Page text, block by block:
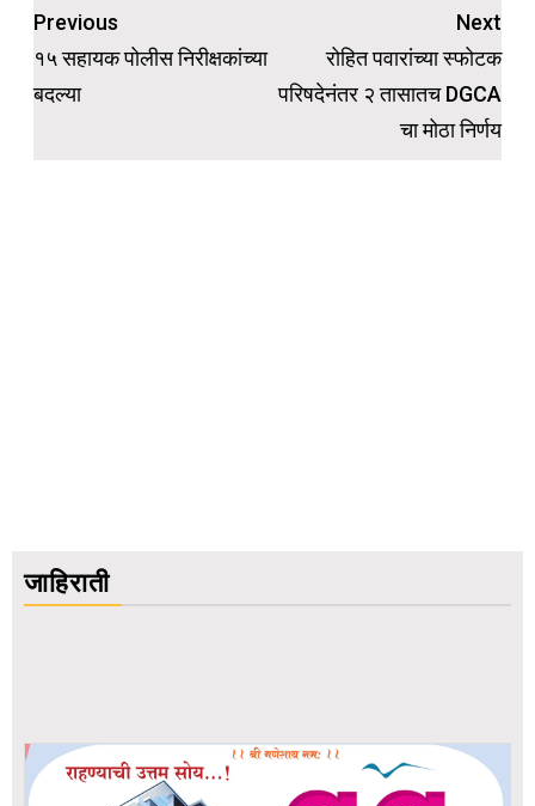
Post
navigation
Previous
१५ सहायक पोलीस निरीक्षकांच्या
बदल्या
Next
रोहित पवारांच्या स्फोटक
परिषदेनंतर २ तासातच DGCA
चा मोठा निर्णय
जाहिराती